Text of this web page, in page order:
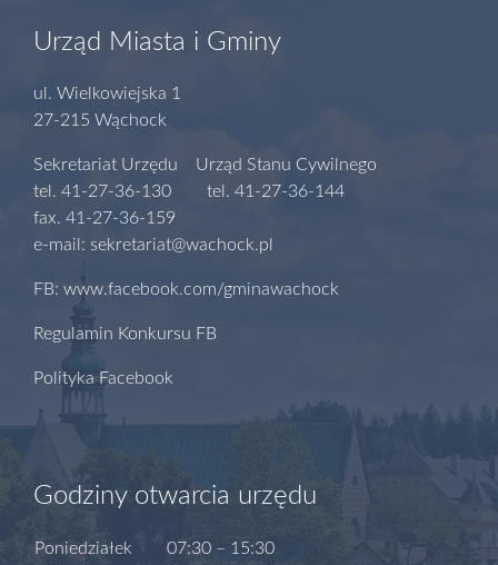
Urząd Miasta i Gminy
ul. Wielkowiejska 1
27-215 Wąchock
Sekretariat Urzędu Urząd Stanu Cywilnego
tel. 41-27-36-130 tel. 41-27-36-144
fax. 41-27-36-159
e-mail: sekretariat@wachock.pl
FB: www.facebook.com/gminawachock
Regulamin Konkursu FB
Polityka Facebook
Godziny otwarcia urzędu
Poniedziałek
07:30 – 15:30